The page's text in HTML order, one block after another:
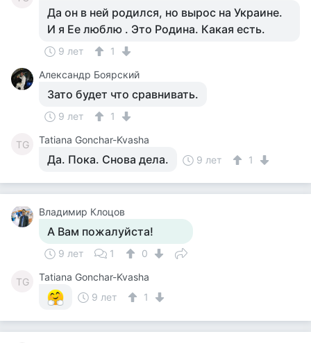
Да он в ней родился, но вырос на Украине.
И я Ее люблю . Это Родина. Какая есть.
9 лет
1
Александр Боярский
Зато будет что сравнивать.
9 лет 1
TG Tatiana Gonchar-Kvasha
Да. Пока. Снова дела. 9 лет 1
Владимир Клоцов
А Вам пожалуйста!
9 лет 1 0
TG
Tatiana Gonchar-Kvasha
9 лет
1